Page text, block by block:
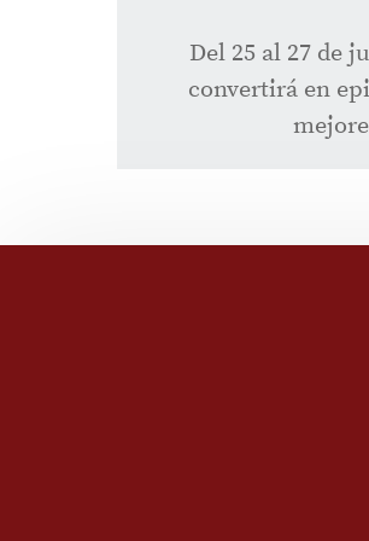
Del 25 al 27 de
convertirá en